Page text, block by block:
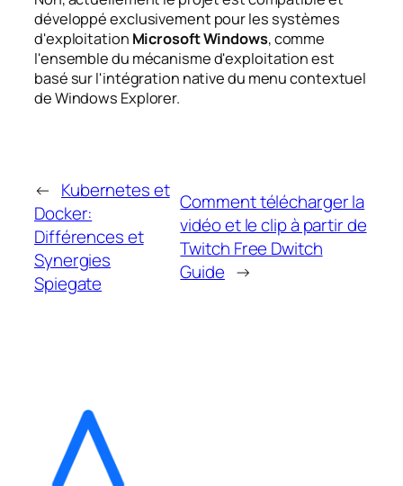
développé exclusivement pour les systèmes
d'exploitation Microsoft Windows, comme
l'ensemble du mécanisme d'exploitation est
basé sur l'intégration native du menu contextuel
de Windows Explorer.
← Kubernetes et
Docker:
Différences et
Synergies
Spiegate
Comment télécharger la
vidéo et le clip à partir de
Twitch Free Dwitch
Guide →